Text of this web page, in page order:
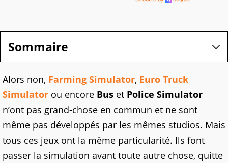
Sommaire
Alors non, Farming Simulator, Euro Truck
Simulator ou encore Bus et Police Simulator
n’ont pas grand-chose en commun et ne sont
même pas développés par les mêmes studios. Mais
tous ces jeux ont la même particularité. Ils font
passer la simulation avant toute autre chose, quitte